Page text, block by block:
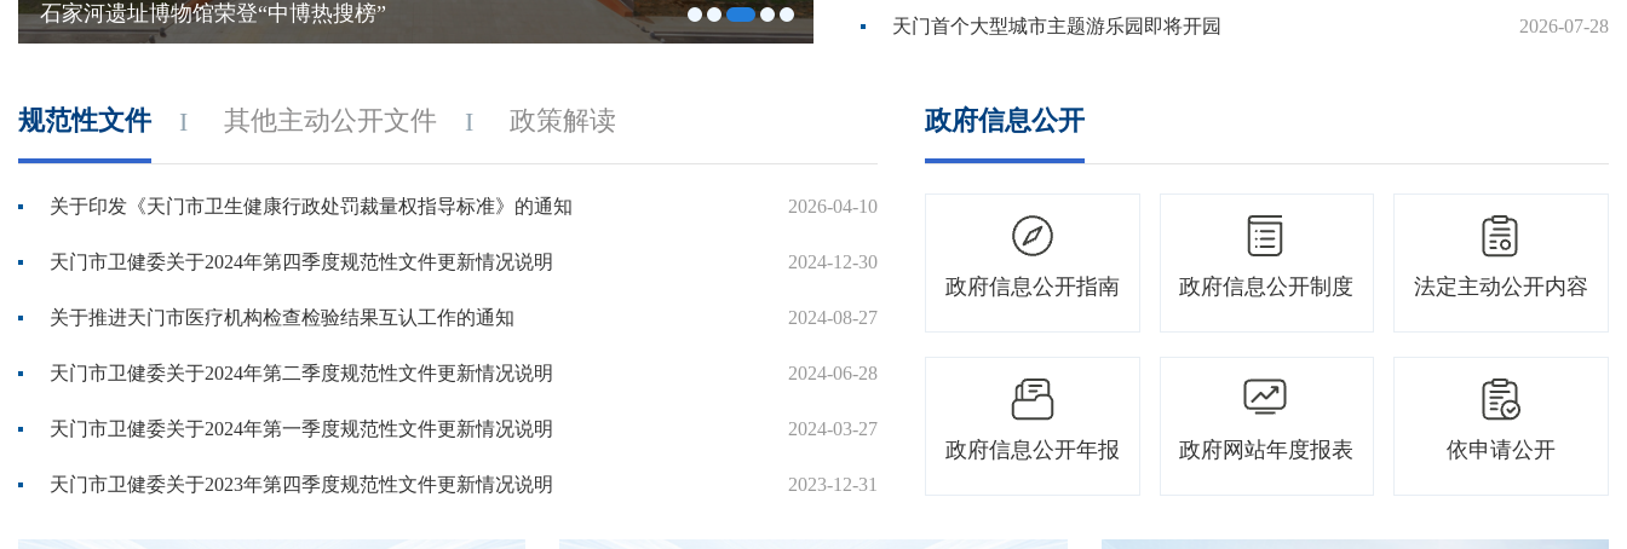
石家河遗址博物馆荣登“中博热搜榜” 全城燃动！天门市第二届全民健身运动会即将启幕
天门首个大型城市主题游乐园即将开园 2026-07-28
规范性文件 其他主动公开文件 政策解读
关于印发《天门市卫生健康行政处罚裁量权指导标准》的通知 2026-04-10
天门市卫健委关于2024年第四季度规范性文件更新情况说明 2024-12-30
关于推进天门市医疗机构检查检验结果互认工作的通知 2024-08-27
天门市卫健委关于2024年第二季度规范性文件更新情况说明 2024-06-28
天门市卫健委关于2024年第一季度规范性文件更新情况说明 2024-03-27
天门市卫健委关于2023年第四季度规范性文件更新情况说明 2023-12-31
政府信息公开
政府信息公开指南 政府信息公开制度 法定主动公开内容
政府信息公开年报 政府网站年度报表 依申请公开